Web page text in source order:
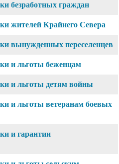
безработных граждан
жителей Крайнего Севера
вынужденных переселенцев
и льготы беженцам
и льготы детям войны
и льготы ветеранам боевых
и гарантии